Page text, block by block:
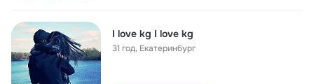
I love kg I love kg
31 год, Екатеринбург